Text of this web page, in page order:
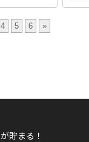
4 5 6 »
貯まる！